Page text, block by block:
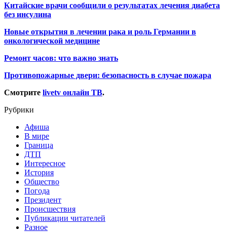
Китайские врачи сообщили о результатах лечения диабета
без инсулина
Новые открытия в лечении рака и роль Германии в
онкологической медицине
Ремонт часов: что важно знать
Противопожарные двери: безопасность в случае пожара
Смотрите livetv онлайн ТВ.
Рубрики
Афиша
В мире
Граница
ДТП
Интересное
История
Общество
Погода
Президент
Происшествия
Публикации читателей
Разное